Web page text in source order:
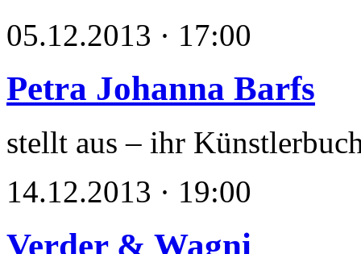
05.12.2013 · 17:00
Petra Johanna Barfs
stellt aus – ihr
14.12.2013 · 19:00
Verder & Wagni